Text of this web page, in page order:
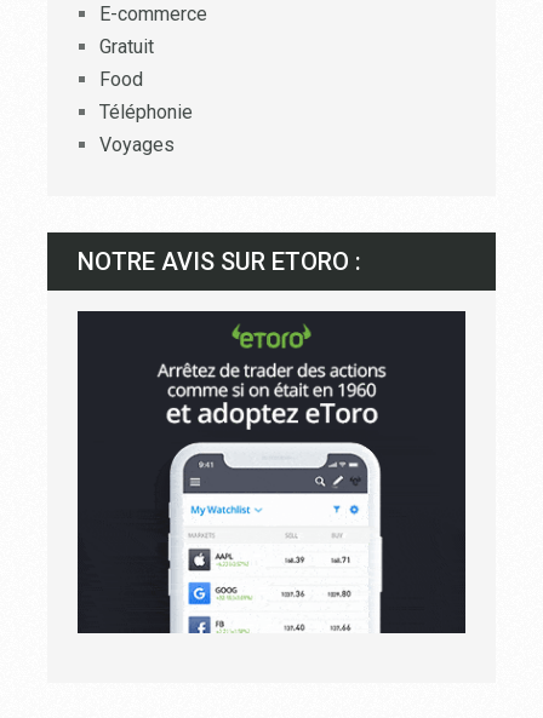
E-commerce
Gratuit
Food
Téléphonie
Voyages
NOTRE AVIS SUR ETORO :